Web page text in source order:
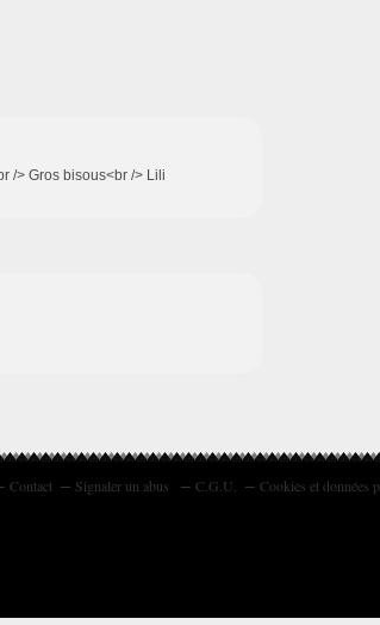
/> Gros bisous<br /> Lili
Contact Signaler un abus C.G.U. Cookies et données